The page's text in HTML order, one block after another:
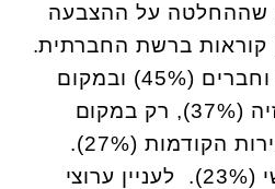
שההחלטה על ההצבעה
קוראות ברשת החברתית.
במקום השני משפחה וחברים (45%) ובמקום
השלישי ערוצי הטלוויזיה (37%), רק במקום
הרביעי ההצבעה בבחירות הקודמות (27%).
סקרים במקום החמישי (23%). לעניין ערוצי